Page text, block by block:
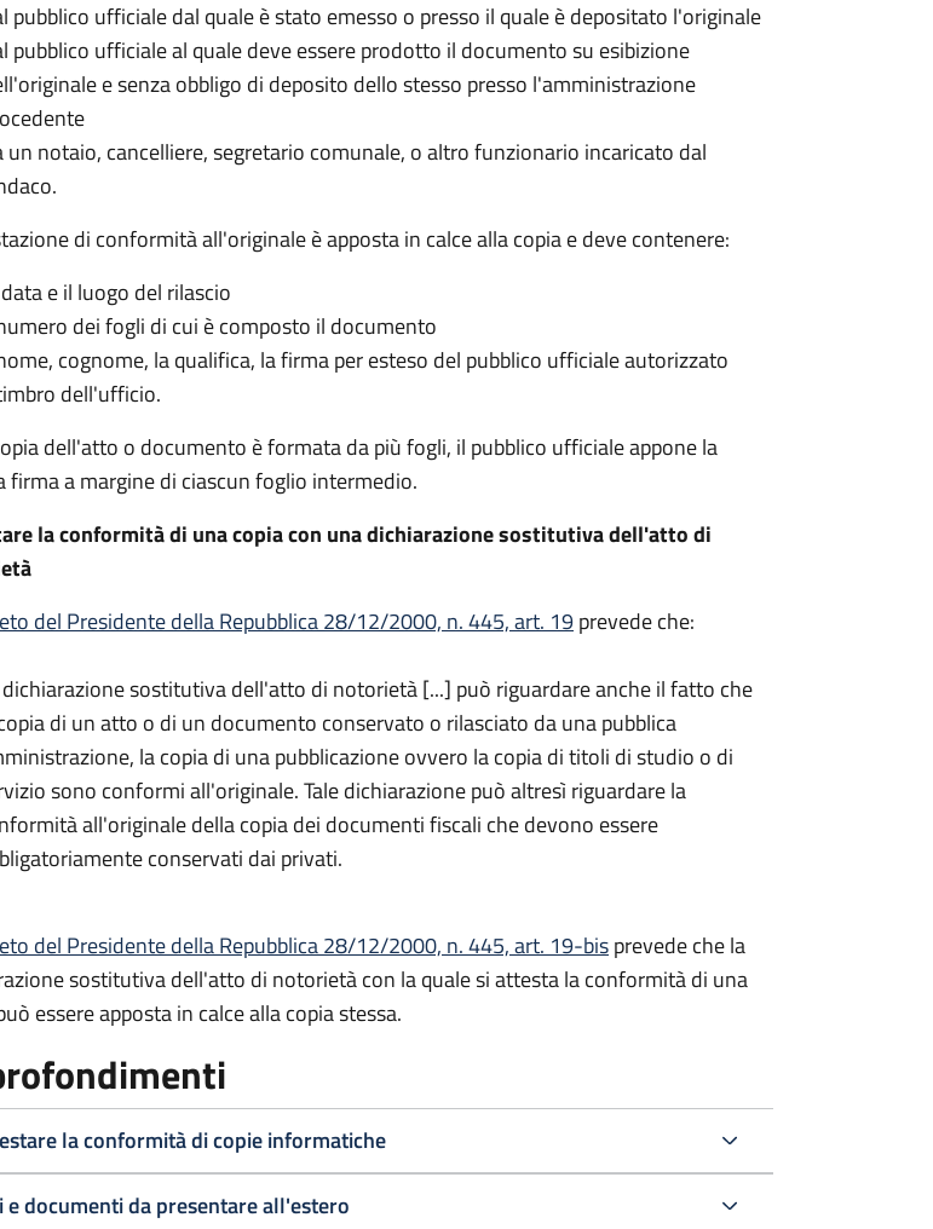
pubblico ufficiale dal quale è stato emesso o presso il quale è depositato l'originale
pubblico ufficiale al quale deve essere prodotto il documento su esibizione
e senza obbligo di deposito dello stesso presso l'amministrazione
un notaio, cancelliere, segretario comunale, o altro funzionario incaricato dal
di conformità all'originale è apposta in calce alla copia e deve contenere:
e il luogo del rilascio
dei fogli di cui è composto il documento
cognome, la qualifica, la firma per esteso del pubblico ufficiale autorizzato
dell'ufficio.
dell'atto o documento è formata da più fogli, il pubblico ufficiale appone la
firma a margine di ciascun foglio intermedio.
la conformità di una copia con una dichiarazione sostitutiva dell'atto di
del Presidente della Repubblica 28/12/2000, n. 445, art. 19prevede che:
sostitutiva dell'atto di notorietà [...] può riguardare anche il fatto che
di un atto o di un documento conservato o rilasciato da una pubblica
la copia di una pubblicazione ovvero la copia di titoli di studio o di
sono conformi all'originale. Tale dichiarazione può altresì riguardare la
all'originale della copia dei documenti fiscali che devono essere
conservati dai privati.
del Presidente della Repubblica 28/12/2000, n. 445, art. 19-bisprevede che la
sostitutiva dell'atto di notorietà con la quale si attesta la conformità di una
essere apposta in calce alla copia stessa.
la conformità di copie informatiche
e documenti da presentare all'estero